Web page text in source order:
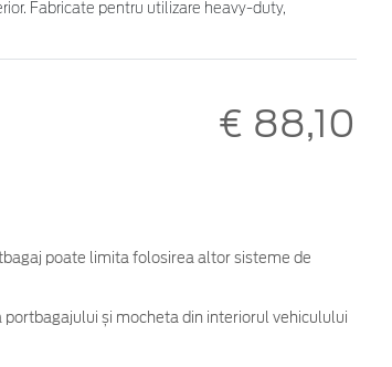
Fabricate pentru utilizare heavy-duty,
€ 88,10
poate limita folosirea altor sisteme de
și mocheta din interiorul vehiculului